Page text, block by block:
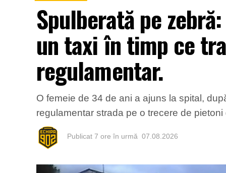
Spulberată pe
un taxi în timp ce
regulamentar.
O femeie de 34 de ani a ajuns la spital,
regulamentar strada pe o trecere de
Publicat 7 ore în urmă 07.08.2026